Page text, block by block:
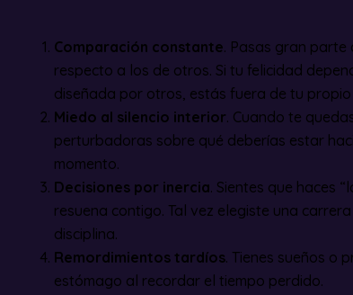
Comparación constante. Pasas gran
respecto a los de otros. Si tu felicidad
diseñada por otros, estás fuera de tu propio
Miedo al silencio interior. Cuando te
perturbadoras sobre qué deberías estar
momento.
Decisiones por inercia. Sientes que haces
resuena contigo. Tal vez elegiste una
disciplina.
Remordimientos tardíos. Tienes sueños o
estómago al recordar el tiempo perdido.